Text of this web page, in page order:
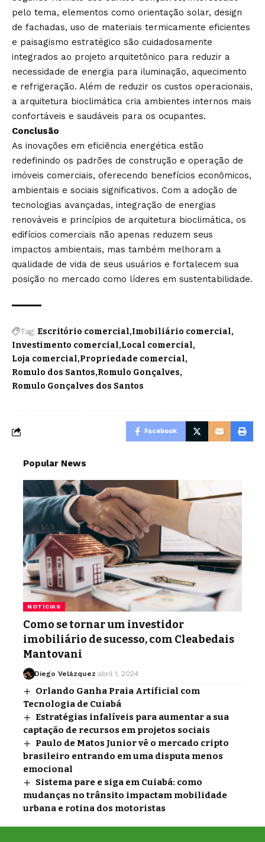
pelo tema, elementos como orientação solar, design
de fachadas, uso de materiais termicamente eficientes
e paisagismo estratégico são cuidadosamente
integrados ao projeto arquitetônico para reduzir a
necessidade de energia para iluminação, aquecimento
e refrigeração. Além de reduzir os custos operacionais,
a arquitetura bioclimática cria ambientes internos mais
confortáveis e saudáveis para os ocupantes.
Conclusão
As inovações em eficiência energética estão
redefinindo os padrões de construção e operação de
imóveis comerciais, oferecendo benefícios econômicos,
ambientais e sociais significativos. Com a adoção de
tecnologias avançadas, integração de energias
renováveis e princípios de arquitetura bioclimática, os
edifícios comerciais não apenas reduzem seus
impactos ambientais, mas também melhoram a
qualidade de vida de seus usuários e fortalecem sua
posição no mercado como líderes em sustentabilidade.
Tag: Escritório comercial Imobiliário comercial
Investimento comercial Local comercial
Loja comercial Propriedade comercial
Romulo dos Santos Romulo Gonçalves
Romulo Gonçalves dos Santos
Facebook
Popular News
NOTÍCIAS
Como se tornar um investidor
imobiliário de sucesso, com Cleabedais
Mantovani
Diego Velázquez abril 1, 2024
Orlando Ganha Praia Artificial com
Tecnologia de Cuiabá
Estratégias infalíveis para aumentar a sua
captação de recursos em projetos sociais
Paulo de Matos Junior vê o mercado cripto
brasileiro entrando em uma disputa menos
emocional
Sistema pare e siga em Cuiabá: como
mudanças no trânsito impactam mobilidade
urbana e rotina dos motoristas